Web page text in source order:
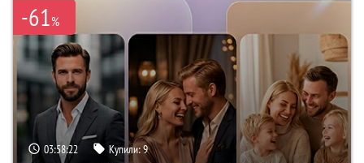
-61%
03:58:21 Купили:9